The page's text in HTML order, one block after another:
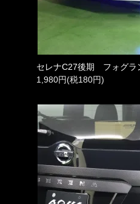
セレナC27後期 フォグラ
1,980円(税180円)